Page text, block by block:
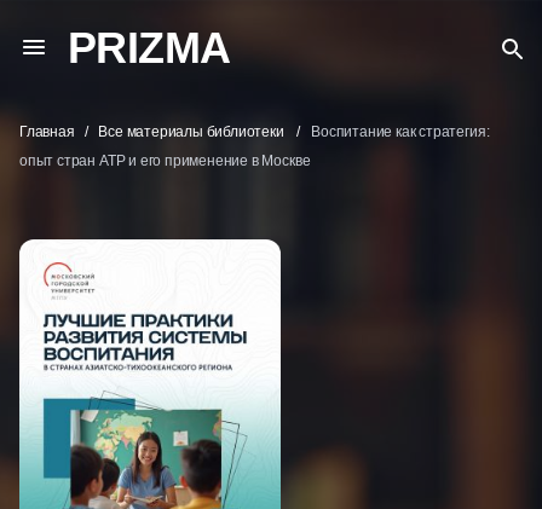
PRIZMA
Главная Все материалы библиотеки
Воспитание как стратегия:
опыт стран АТР и его применение в Москве